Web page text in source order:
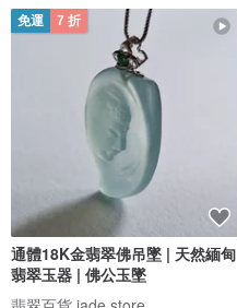
免運 7 折
通體18K金翡翠佛吊墜 | 天然緬甸
翡翠玉器 | 佛公玉墜